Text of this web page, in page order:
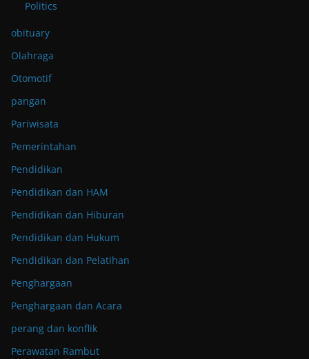
Politics
obituary
Olahraga
Otomotif
pangan
Pariwisata
Pemerintahan
Pendidikan
Pendidikan dan HAM
Pendidikan dan Hiburan
Pendidikan dan Hukum
Pendidikan dan Pelatihan
Penghargaan
Penghargaan dan Acara
perang dan konflik
Perawatan Rambut